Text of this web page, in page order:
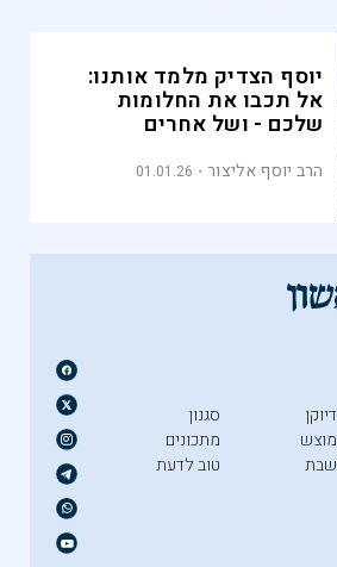
יוסף הצדיק מלמד אותנו:
אל תכבו את החלומות
שלכם - ושל אחרים
הרב יוסף אליצור 01.01.26
דיוקן
מוצש
שבת
סגנון
מתכונים
טוב לדעת